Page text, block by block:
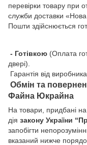
перевірки товару при
служби доставки
Пошти здійснюється
- Готівкою (Оплата
двері).
Гарантія від
Обмін та
Файна Юкрайна
На товари, придбані на
дія закону України
запобігти
вказаний нижче